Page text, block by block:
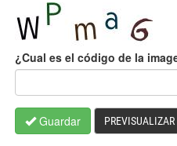
¿Cual es el código de la
Guardar PREVISUALIZAR